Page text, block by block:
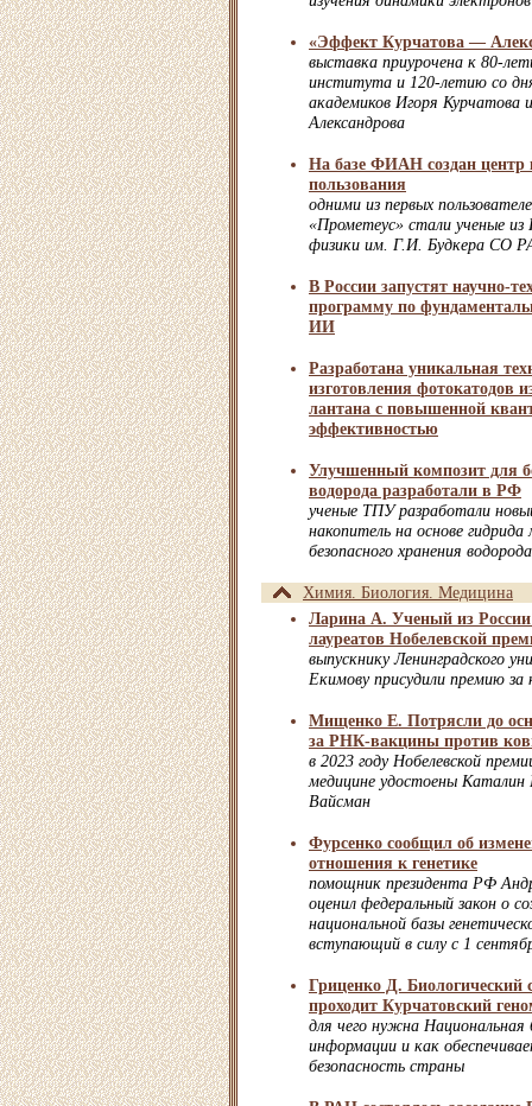
«Эффект Курчатова —
выставка приурочена к 80-
института и 120-летию со
академиков Игоря Курчатова
Александрова
На базе ФИАН создан центр
пользования
одними из первых
«Прометеус» стали ученые
физики им. Г.И. Будкера СО
В России запустят научно-
программу по
ИИ
Разработана уникальная
изготовления фотокатодов
лантана с повышенной
эффективностью
Улучшенный композит для
водорода разработали в РФ
ученые ТПУ разработали
накопитель на основе гидрида
безопасного хранения водорода
Химия. Биология. Медицина
Ларина А. Ученый из
лауреатов Нобелевской
выпускнику Ленинградского
Екимову присудили премию
Мищенко Е. Потрясли до
за РНК-вакцины против
в 2023 году Нобелевской
медицине удостоены
Вайсман
Фурсенко сообщил об
отношения к генетике
помощник президента РФ
оценил федеральный закон о
национальной базы
вступающий в силу с 1
Гриценко Д. Биологический
проходит Курчатовский
для чего нужна Национальная
информации и как
безопасность страны